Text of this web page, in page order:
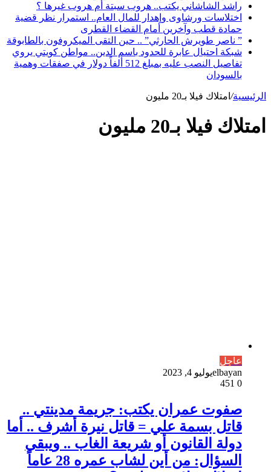
راشد الشاشاني يكتب.. هروب سبتة أم هروب غيرها ؟
اختلاسات ورشاوى وإهدار للمال العام.. استمرار نظر قضية
حمادة قطب وآخرين أمام القضاء القطرى
” ناصر طويرش الحارثي” .. حين التقى الميكروفون بالطابوقة
شبكة احتيال عابرة للحدود باسم الدين.. مواطن كويتي يروي
تفاصيل النصب عليه بمبلغ 512 ألفاً دولار في صفقات وهمية
بالسودان
الرئيسية/ امتلاك فيلا بـ20 مليون
امتلاك فيلا بـ20 مليون
عاجل
elbayanيوليو 4, 2023
0
صفوت عمران يكتب: جريمة مدينتي ..
قاتل بسمة علي = قاتل نيرة أشرف .. أما
دولة القانون أو شريعة الغاب .. ويبقى
السؤال: من أين لشاب عمره 28 عاماً